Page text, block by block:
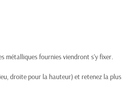
métalliques fournies viendront s'y fixer.
droite pour la hauteur) et retenez la